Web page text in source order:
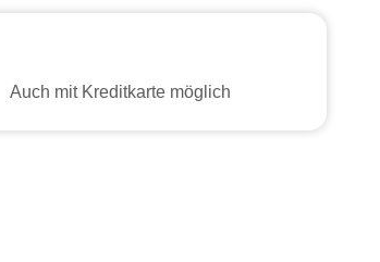
Auch mit Kreditkarte möglich